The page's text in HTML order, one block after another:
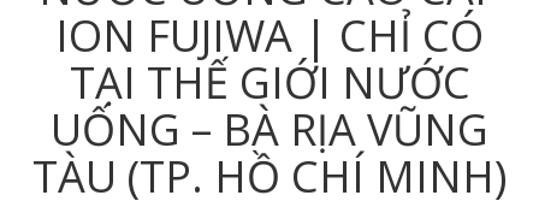
ION FUJIWA | CHỈ CÓ
TẠI THẾ GIỚI NƯỚC
UỐNG – BÀ RỊA VŨNG
TÀU (TP. HỒ CHÍ MINH)